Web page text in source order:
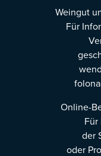
Weingut
Für
Online-
der
oder